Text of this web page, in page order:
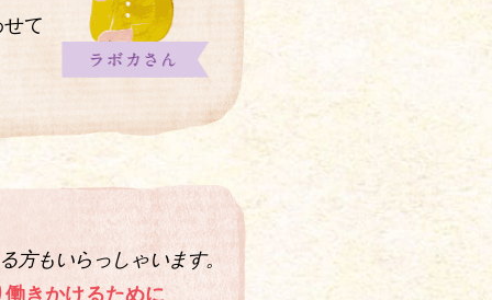
て
方もいらっしゃいます。
きかけるために